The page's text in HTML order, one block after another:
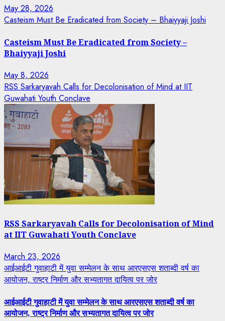
May 28, 2026
Casteism Must Be Eradicated from Society – Bhaiyyaji Joshi
Casteism Must Be Eradicated from Society –
Bhaiyyaji Joshi
May 8, 2026
RSS Sarkaryavah Calls for Decolonisation of Mind at IIT
Guwahati Youth Conclave
RSS Sarkaryavah Calls for Decolonisation of Mind
at IIT Guwahati Youth Conclave
March 23, 2026
आईआईटी गुवाहाटी में युवा सम्मेलन के साथ आरएसएस शताब्दी वर्ष का
आयोजन, राष्ट्र निर्माण और सभ्यतागत दायित्व पर जोर
आईआईटी गुवाहाटी में युवा सम्मेलन के साथ आरएसएस शताब्दी वर्ष का
आयोजन, राष्ट्र निर्माण और सभ्यतागत दायित्व पर जोर